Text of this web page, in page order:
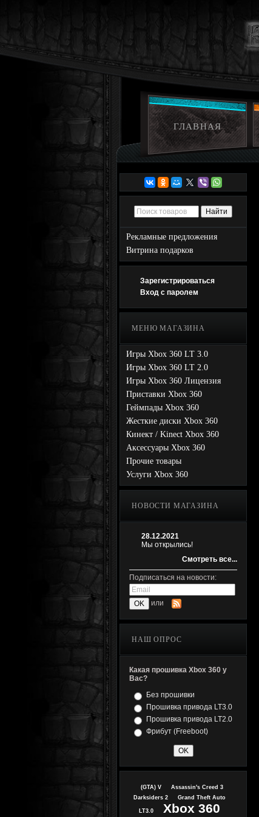
ГЛАВНАЯ
Рекламные предложения
Витрина подарков
Зарегистрироваться
Вход с паролем
МЕНЮ МАГАЗИНА
Игры Xbox 360 LT 3.0
Игры Xbox 360 LT 2.0
Игры Xbox 360 Лицензия
Приставки Xbox 360
Геймпады Xbox 360
Жесткие диски Xbox 360
Кинект / Kinect Xbox 360
Аксессуары Xbox 360
Прочие товары
Услуги Xbox 360
НОВОСТИ МАГАЗИНА
28.12.2021
Мы открылись!
Смотреть все...
Подписаться на новости:
или
НАШ ОПРОС
Какая прошивка Xbox 360 у
Вас?
Без прошивки
Прошивка привода LT3.0
Прошивка привода LT2.0
Фрибут (Freeboot)
(GTA) V
Assassin's Creed 3
Darksiders 2
Grand Theft Auto
LT3.0 Xbox 360